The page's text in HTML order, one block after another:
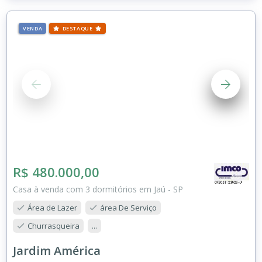
VENDA DESTAQUE
R$ 480.000,00
Casa à venda com 3 dormitórios em Jaú - SP
Área de Lazer
área De Serviço
Churrasqueira
...
Jardim América